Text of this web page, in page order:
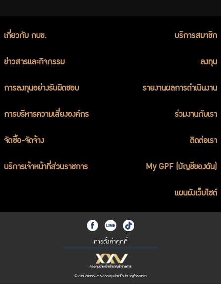
เกี่ยวกับ กบข. บริการสมาชิก
ข่าวสารและกิจกรรม ลงทุน
การลงทุนอย่างรับผิดชอบ รายงานผลการดำเนินงาน
การบริหารความเสี่ยงองค์กร ร่วมงานกับเรา
จัดซื้อ-จัดจ้าง ติดต่อเรา
บริการเจ้าหน้าที่ส่วนราชการ My GPF (บัญชีของฉัน)
แผนผังเว็บไซต์
การตั้งค่าคุกกี้
© สงวนลิขสิทธิ์ 2562 กองทุนบำเหน็จบำนาญข้าราชการ